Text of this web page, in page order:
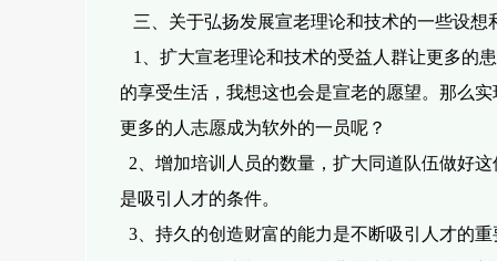
三、关于弘扬发展宣老理论和技术的一些设想
1、扩大宣老理论和技术的受益人群让更多的
的享受生活，我想这也会是宣老的愿望。那么
更多的人志愿成为软外的一员呢？
2、增加培训人员的数量，扩大同道队伍做好
是吸引人才的条件。
3、持久的创造财富的能力是不断吸引人才的